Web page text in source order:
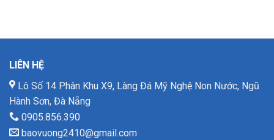
LIÊN HỆ
Lô Số 14 Phân Khu X9, Làng Đá Mỹ Nghệ Non Nước, Ngũ
Hành Sơn, Đà Nẵng
0905.856.390
baovuong2410@gmail.com